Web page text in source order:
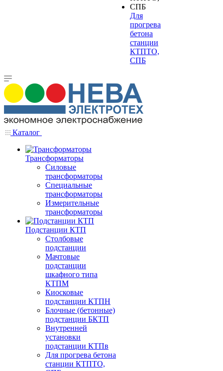
Для
прогрева
бетона
станции
КТПТО,
СПБ
Каталог
Трансформаторы
Силовые
трансформаторы
Специальные
трансформаторы
Измерительные
трансформаторы
Подстанции КТП
Столбовые
подстанции
Мачтовые
подстанции
шкафного типа
КТПМ
Киосковые
подстанции КТПН
Блочные (бетонные)
подстанции БКТП
Внутренней
установки
подстанции КТПв
Для прогрева бетона
станции КТПТО,